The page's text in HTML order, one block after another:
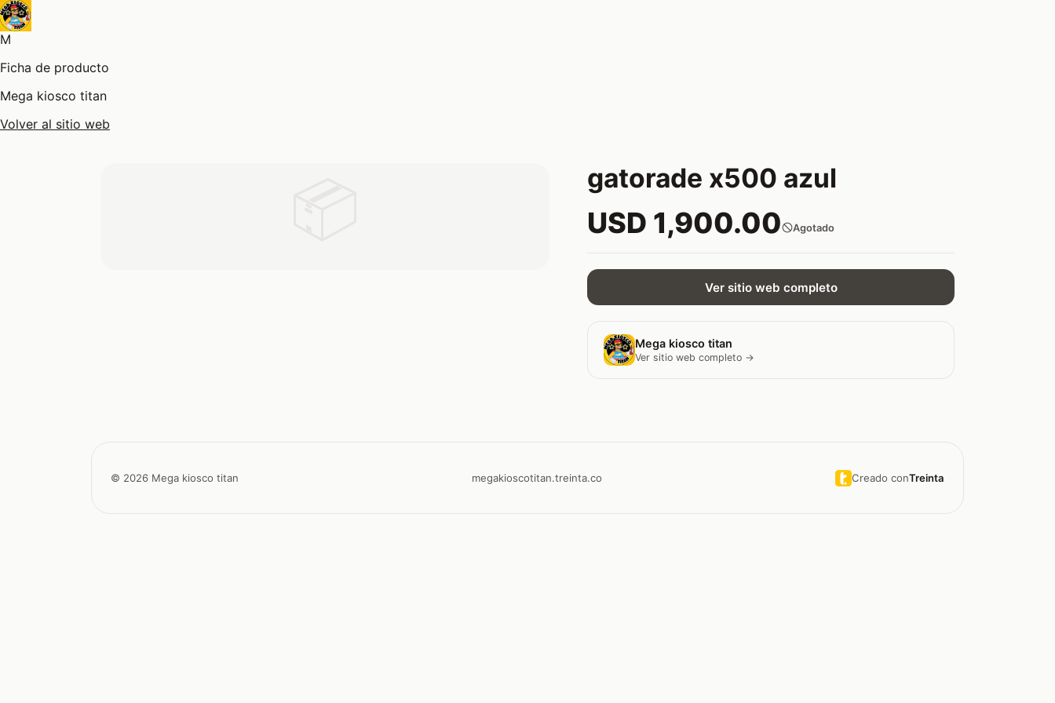
M
Ficha de producto
Mega kiosco titan
Volver al sitio web
gatorade x500 azul
USD 1,900.00 Agotado
Ver sitio web completo
Mega kiosco titan
Ver sitio web completo →
© 2026 Mega kiosco titan megakioscotitan.treinta.co Creado conTreinta